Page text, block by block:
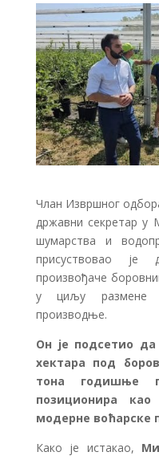
Члан Извршног
државни секретар у
шумарства и
присуствовао је
произвођаче
у циљу размене
производње.
Он је подсетио да
хектара под
тона годишње
позиционира
модерне воћарске
Како је истакао,